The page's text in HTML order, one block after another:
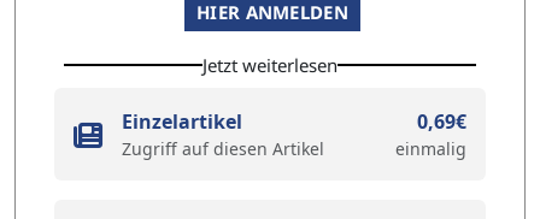
HIER ANMELDEN
Jetzt weiterlesen
Einzelartikel
Zugriff auf diesen Artikel
0,69€
einmalig